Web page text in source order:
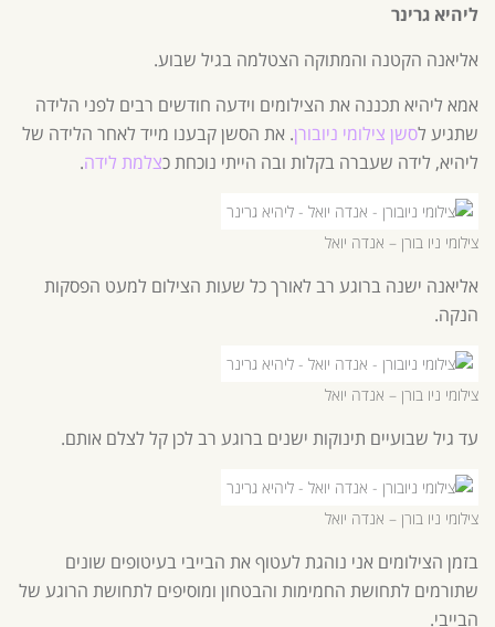
ליהיא גרינר
אליאנה הקטנה והמתוקה הצטלמה בגיל שבוע.
אמא ליהיא תכננה את הצילומים וידעה חודשים רבים לפני הלידה
שתגיע לסשן צילומי ניובורן. את הסשן קבענו מייד לאחר הלידה של
ליהיא, לידה שעברה בקלות ובה הייתי נוכחת כצלמת לידה.
צילומי ניו בורן – אנדה יואל
אליאנה ישנה ברוגע רב לאורך כל שעות הצילום למעט הפסקות
הנקה.
צילומי ניו בורן – אנדה יואל
עד גיל שבועיים תינוקות ישנים ברוגע רב לכן קל לצלם אותם.
צילומי ניו בורן – אנדה יואל
בזמן הצילומים אני נוהגת לעטוף את הבייבי בעיטופים שונים
שתורמים לתחושת החמימות והבטחון ומוסיפים לתחושת הרוגע של
הבייבי.